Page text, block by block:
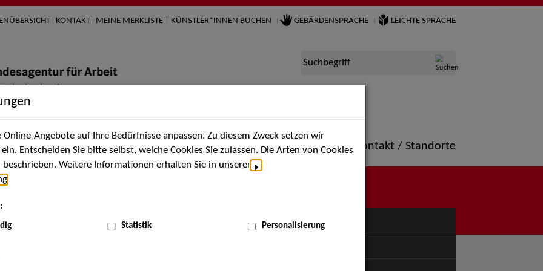
KONTAKT MEINE MERKLISTE | KÜNSTLER*INNEN BUCHEN GEBÄRDENSPRACHE LEICHTE SPRACHE
Suchbegriff
Künstler*innen Über uns Aktuelles Termine Portfolio Kontakt / Standorte
MENÜ
Angebote auf Ihre Bedürfnisse anpassen. Zu diesem Zweck setzen wir
Entscheiden Sie bitte selbst, welche Cookies Sie zulassen. Die Arten von Cookies
Weitere Informationen erhalten Sie in unserer
Statistik Personalisierung